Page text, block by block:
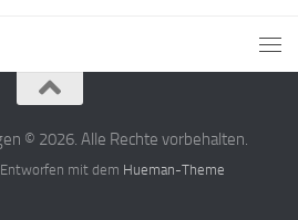
© 2026. Alle Rechte vorbehalten.
mit dem Hueman-Theme